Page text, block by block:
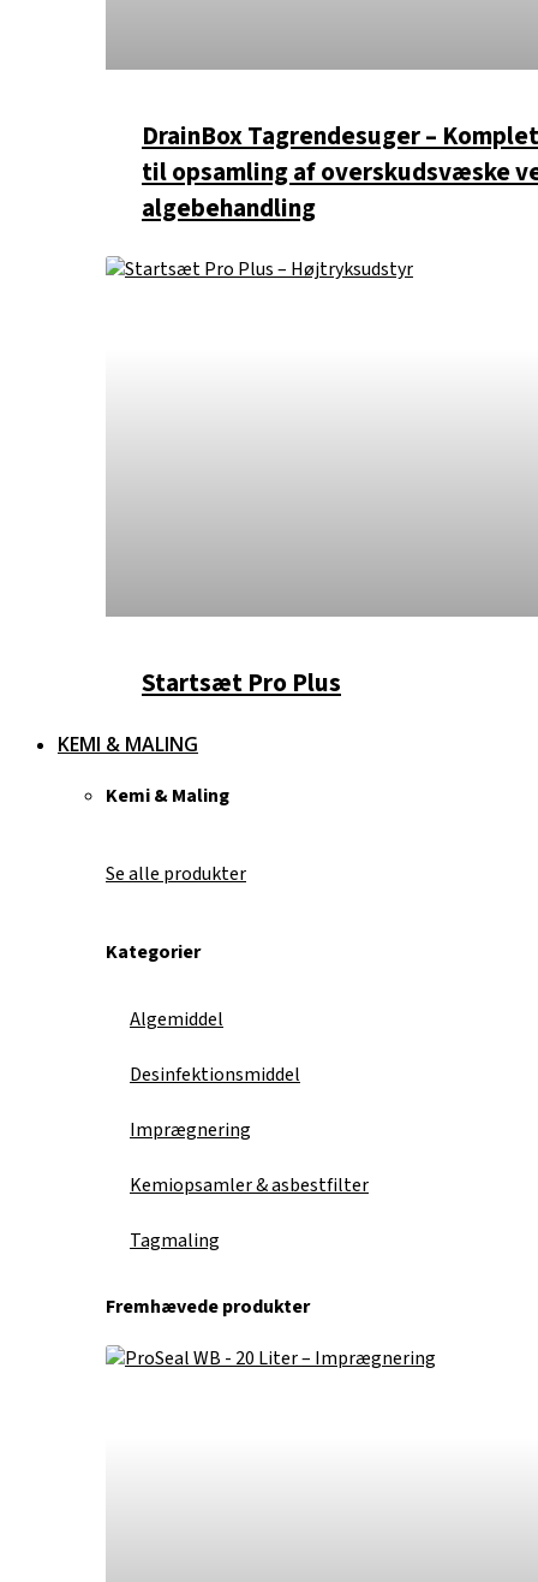
DrainBox Tagrendesuger –
til opsamling af overskudsvæske
algebehandling
Startsæt Pro Plus
KEMI & MALING
Kemi & Maling
Se alle produkter
Kategorier
Algemiddel
Desinfektionsmiddel
Imprægnering
Kemiopsamler & asbestfilter
Tagmaling
Fremhævede produkter